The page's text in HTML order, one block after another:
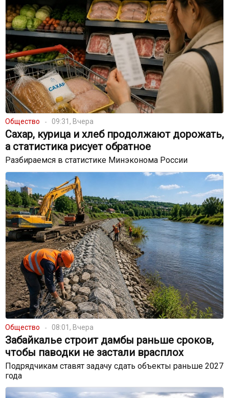
Общество 09:31, Вчера
Сахар, курица и хлеб продолжают дорожать,
а статистика рисует обратное
Разбираемся в статистике Минэконома России
Общество 08:01, Вчера
Забайкалье строит дамбы раньше сроков,
чтобы паводки не застали врасплох
Подрядчикам ставят задачу сдать объекты раньше 2027
года